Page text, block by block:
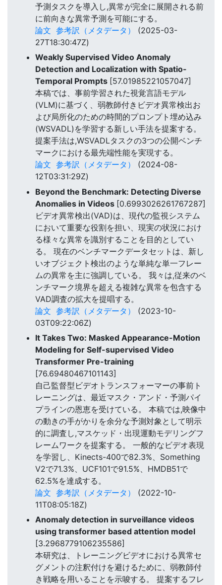
予測タスクを導入し,異常が完全に展開される前
に前向きな異常予測を可能にする。
論文 参考訳（メタデータ）
(2025-03-
27T18:30:47Z)
Weakly Supervised Video Anomaly
Detection and Localization with Spatio-
Temporal Prompts [57.01985221057047]
本稿では、事前学習された視覚言語モデル
(VLM)に基づく、弱教師付きビデオ異常検出お
よび局所化のための時間的プロンプト埋め込み
(WSVADL)を学習する新しい手法を提案する。
提案手法は,WSVADLタスクの3つの公開ベンチ
マークにおける最先端性能を実現する。
論文 参考訳（メタデータ）
(2024-08-
12T03:31:29Z)
Beyond the Benchmark: Detecting Diverse
Anomalies in Videos [0.6993026261767287]
ビデオ異常検出(VAD)は、現代の監視システム
において重要な役割を担い、現実の状況におけ
る様々な異常を識別することを目的としてい
る。 現在のベンチマークデータセットは、新し
いオブジェクト検出のような単純な単一フレー
ムの異常を主に強調している。 我々は,従来のベ
ンチマーク境界を超える複雑な異常を包含する
VAD調査の拡大を提唱する。
論文 参考訳（メタデータ）
(2023-10-
03T09:22:06Z)
It Takes Two: Masked Appearance-Motion
Modeling for Self-supervised Video
Transformer Pre-training
[76.69480467101143]
自己監督型ビデオトランスフォーマーの事前ト
レーニングは、最近マスク・アンド・予測パイ
プラインの恩恵を受けている。 本稿では,映像中
の動きの手がかりを余分な予測対象として明示
的に調査し,マスケッド・出現運動モデリングフ
レームワークを提案する。 一般的なビデオ表現
を学習し、Kinects-400で82.3%、Something
V2で71.3%、UCF101で91.5%、HMDB51で
62.5%を達成する。
論文 参考訳（メタデータ）
(2022-10-
11T08:05:18Z)
Anomaly detection in surveillance videos
using transformer based attention model
[3.2968779106235586]
本研究は、トレーニングビデオにおける異常セ
グメントの注釈付けを避けるために、弱教師付
き戦略を用いることを示唆する。 提案するフレ